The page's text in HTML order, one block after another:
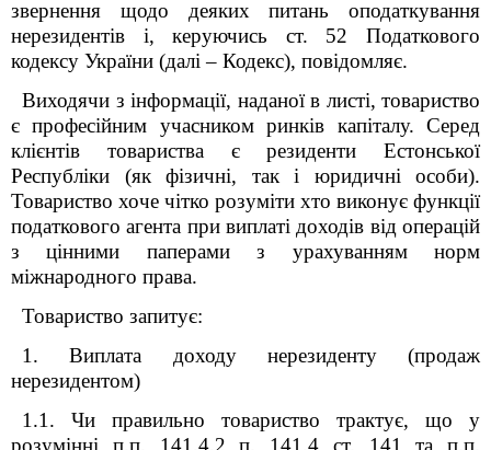
звернення щодо деяких питань оподаткування
нерезидентів і, керуючись ст. 52 Податкового
кодексу України (далі – Кодекс), повідомляє.
Виходячи з інформації, наданої в листі, товариство
є професійним учасником ринків капіталу. Серед
клієнтів товариства є резиденти Естонської
Республіки (як фізичні, так і юридичні особи).
Товариство хоче чітко розуміти хто виконує функції
податкового агента при виплаті доходів від операцій
з цінними паперами з урахуванням норм
міжнародного права.
Товариство запитує:
1. Виплата доходу нерезиденту (продаж
нерезидентом)
1.1. Чи правильно товариство трактує, що у
розумінні п.п. 141.4.2 п. 141.4 ст. 141 та п.п.